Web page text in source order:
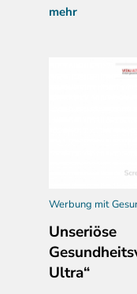
mehr
Werbung mit
Unseriöse
Ultra“